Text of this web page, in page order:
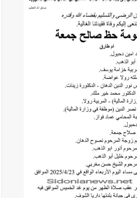
بدعوة من بلديتها الخميس ٦-٨-٢٠٢٦ مع الفنان المميز أدهم شلهوب
الفرحة
الرياضي - صيدا يُحلّق إلى التصفيات
بثلاثية مستحقة
اللبناني تفكيك صواريخ وقنابل طيران
الإسرائيلي
: تفجير ذخائر غير منفجرة
جزئيا مع انخفاض طفيف بالحرارة